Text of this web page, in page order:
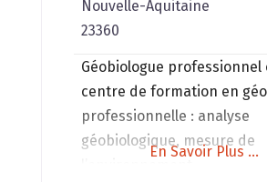
Nouvelle-Aquitaine
23360
Géobiologue professionnel
centre de formation en
professionnelle : analyse
géobiologique, mesure de
En Savoir Plus ...